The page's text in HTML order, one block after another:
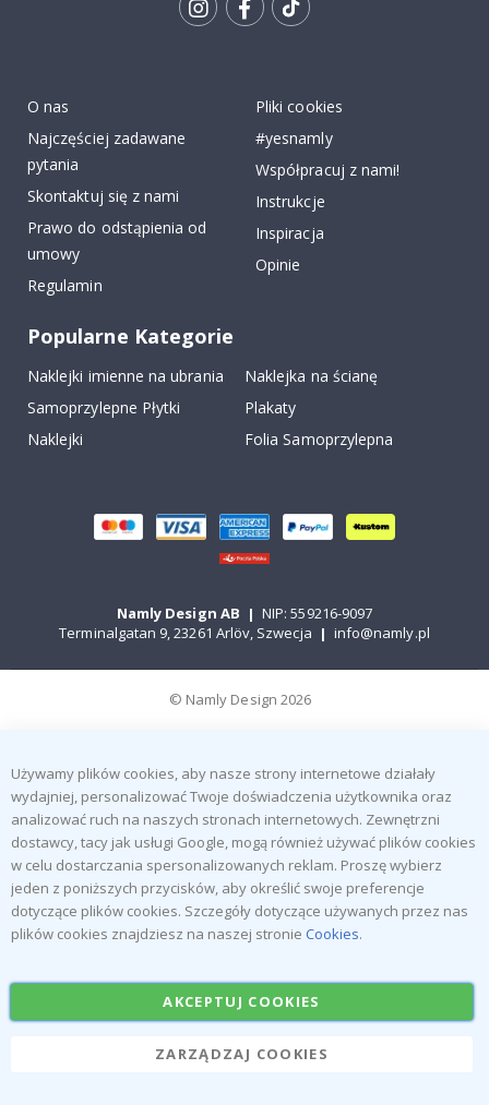
O nas
Najczęściej zadawane
pytania
Skontaktuj się z nami
Prawo do odstąpienia od
umowy
Regulamin
Pliki cookies
#yesnamly
Współpracuj z nami!
Instrukcje
Inspiracja
Opinie
Popularne Kategorie
Naklejki imienne na ubrania
Naklejka na ścianę
Samoprzylepne Płytki
Plakaty
Naklejki
Folia Samoprzylepna
Namly Design AB | NIP: 559216-9097
Terminalgatan 9, 23261 Arlöv, Szwecja | info@namly.pl
© Namly Design 2026
Używamy plików cookies, aby nasze strony internetowe działały
wydajniej, personalizować Twoje doświadczenia użytkownika oraz
analizować ruch na naszych stronach internetowych. Zewnętrzni
dostawcy, tacy jak usługi Google, mogą również używać plików cookies
w celu dostarczania spersonalizowanych reklam. Proszę wybierz
jeden z poniższych przycisków, aby określić swoje preferencje
dotyczące plików cookies. Szczegóły dotyczące używanych przez nas
plików cookies znajdziesz na naszej stronie Cookies.
AKCEPTUJ COOKIES
ZARZĄDZAJ COOKIES